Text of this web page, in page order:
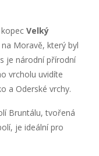
Velký
Moravě, který byl
je národní přírodní
vrcholu uvidíte
a Oderské vrchy.
Bruntálu, tvořená
je ideální pro